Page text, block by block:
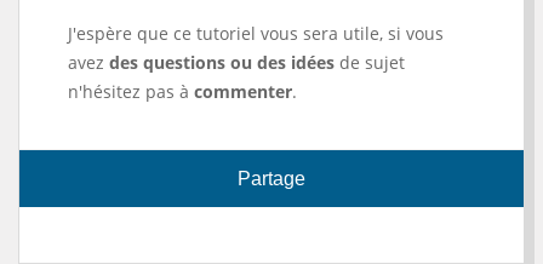
J'espère que ce tutoriel vous sera utile, si vous
avez des questions ou des idées de sujet
n'hésitez pas à commenter.
Partage